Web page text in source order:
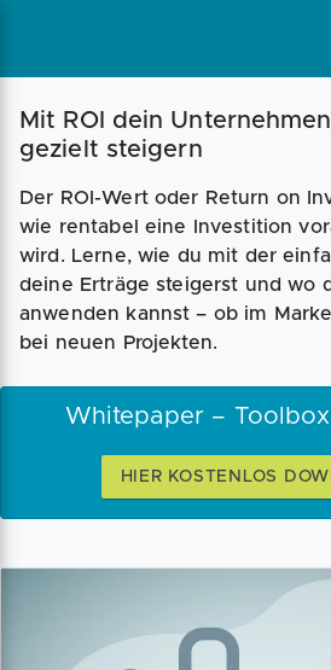
Mit ROI dein
gezielt steigern
Der ROI-Wert oder Return on
wie rentabel eine Investition
wird. Lerne, wie du mit der
deine Erträge steigerst und wo
anwenden kannst – ob im
bei neuen Projekten.
Whitepaper –
HIER KOSTENLOS